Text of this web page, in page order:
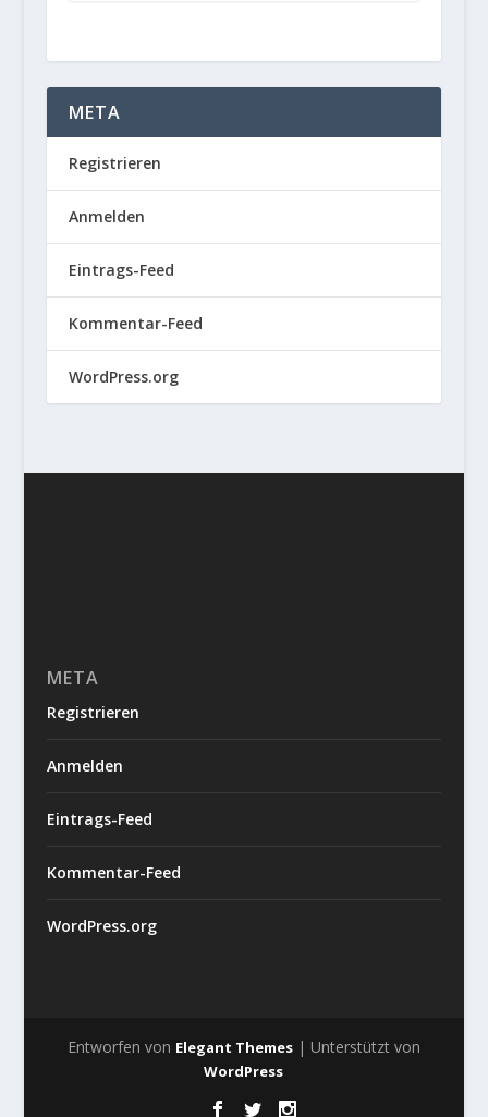
META
Registrieren
Anmelden
Eintrags-Feed
Kommentar-Feed
WordPress.org
META
Registrieren
Anmelden
Eintrags-Feed
Kommentar-Feed
WordPress.org
Entworfen von Elegant Themes| Unterstützt von
WordPress